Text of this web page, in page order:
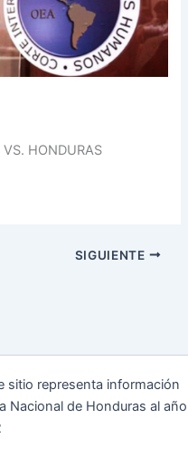
VS. HONDURAS
SIGUIENTE
representa información
Nacional de Honduras al año